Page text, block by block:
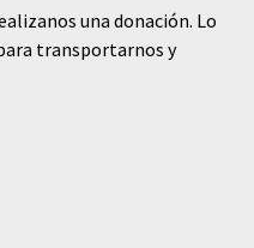
una donación. Lo
transportarnos y